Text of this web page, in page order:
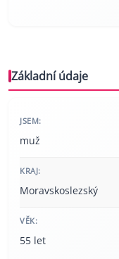
Základní údaje
JSEM:
muž
KRAJ:
Moravskoslezský
VĚK:
55 let